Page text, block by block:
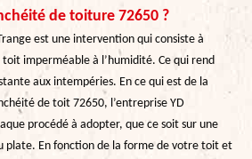
de toiture 72650 ?
est une intervention qui consiste à
imperméable à l’humidité. Ce qui rend
aux intempéries. En ce qui est de la
de toit 72650, l’entreprise YD
procédé à adopter, que ce soit sur une
plate. En fonction de la forme de votre toit et